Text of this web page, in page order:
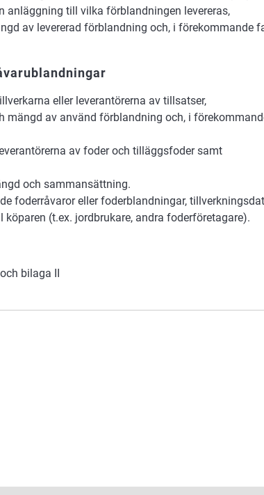
anläggning till vilka förblandningen levereras,
av levererad förblandning och, i förekommande
eller leverantörerna av tillsatser,
mängd av använd förblandning och, i
av foder och tilläggsfoder samt
och sammansättning.
foderråvaror eller foderblandningar,
(t.ex. jordbrukare, andra foderföretagare).
bilaga II